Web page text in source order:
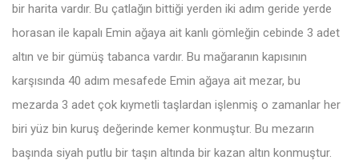
bir harita vardır. Bu çatlağın bittiği yerden iki adım geride yerde
horasan ile kapalı Emin ağaya ait kanlı gömleğin cebinde 3 adet
altın ve bir gümüş tabanca vardır. Bu mağaranın kapısının
karşısında 40 adım mesafede Emin ağaya ait mezar, bu
mezarda 3 adet çok kıymetli taşlardan işlenmiş o zamanlar her
biri yüz bin kuruş değerinde kemer konmuştur. Bu mezarın
başında siyah putlu bir taşın altında bir kazan altın konmuştur.